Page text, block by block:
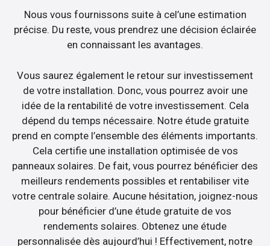
Nous vous fournissons suite à cel’une estimation
précise. Du reste, vous prendrez une décision éclairée
en connaissant les avantages.
Vous saurez également le retour sur investissement
de votre installation. Donc, vous pourrez avoir une
idée de la rentabilité de votre investissement. Cela
dépend du temps nécessaire. Notre étude gratuite
prend en compte l’ensemble des éléments importants.
Cela certifie une installation optimisée de vos
panneaux solaires. De fait, vous pourrez bénéficier des
meilleurs rendements possibles et rentabiliser vite
votre centrale solaire. Aucune hésitation, joignez-nous
pour bénéficier d’une étude gratuite de vos
rendements solaires. Obtenez une étude
personnalisée dès aujourd’hui ! Effectivement, notre